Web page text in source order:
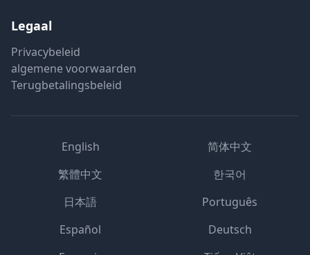
Legaal
Privacybeleid
algemene voorwaarden
Terugbetalingsbeleid
English
简体中文
繁體中文
한국어
日本語
Português
Español
Deutsch